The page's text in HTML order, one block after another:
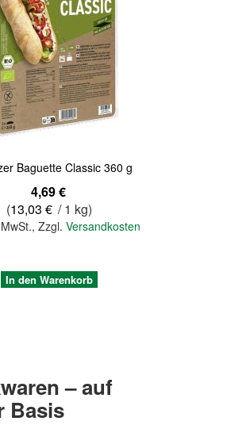
Baguette Classic 360 g
4,69 €
(13,03 € / 1 kg)
, Zzgl. Versandkosten
In den Warenkorb
– auf
Basis